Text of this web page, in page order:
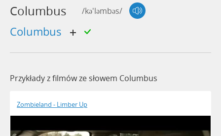
Columbus /kə'ləmbəs/
columbus
Przykłady z filmów ze słowem Columbus
Zombieland - Limber Up